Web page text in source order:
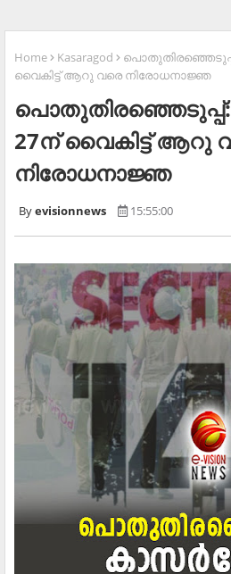
Home Kasaragod
വൈകിട്ട് ആറു വരെ നിരോധനാജ്ഞ
27ന് വൈകിട്ട് ആറു
നിരോധനാജ്ഞ
evisionnews 15:55:00